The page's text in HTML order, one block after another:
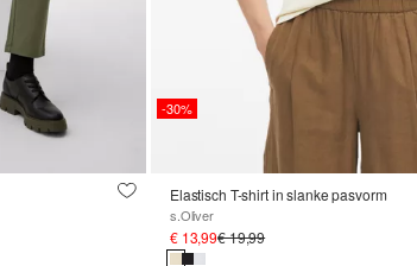
-30%
Elastisch T-shirt in slanke pasvorm
s.Oliver
€ 13,99€ 19,99